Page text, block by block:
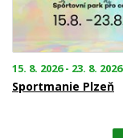
15. 8. 2026 - 23. 8. 2026
Sportmanie Plzeň